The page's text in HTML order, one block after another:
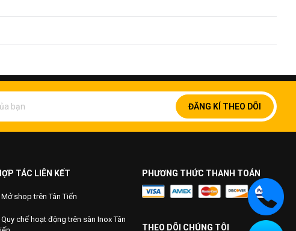
ĐĂNG KÍ THEO DÕI
TÁC LIÊN KẾT
Mở shop trên Tân Tiến
Quy chế hoạt động trên sàn Inox Tân
PHƯƠNG THỨC THANH TOÁN
THEO DÕI CHÚNG TÔI